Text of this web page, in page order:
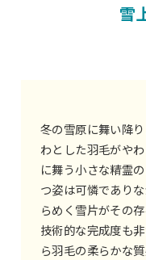
雪
冬の雪原に舞い降
わとした羽毛がや
に舞う小さな精霊
つ姿は可憐であり
らめく雪片がその
技術的な完成度も
ら羽毛の柔らかな